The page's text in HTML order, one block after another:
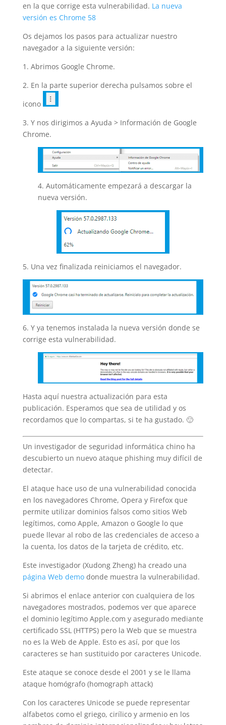
en la que corrige esta vulnerabilidad. La nueva
versión es Chrome 58
Os dejamos los pasos para actualizar nuestro
navegador a la siguiente versión:
1. Abrimos Google Chrome.
2. En la parte superior derecha pulsamos sobre el
icono
3. Y nos dirigimos a Ayuda > Información de Google
Chrome.
4. Automáticamente empezará a descargar la
nueva versión.
5. Una vez finalizada reiniciamos el navegador.
6. Y ya tenemos instalada la nueva versión donde se
corrige esta vulnerabilidad.
Hasta aquí nuestra actualización para esta
publicación. Esperamos que sea de utilidad y os
recordamos que lo compartas, si te ha gustado. 🙂
Un investigador de seguridad informática chino ha
descubierto un nuevo ataque phishing muy difícil de
detectar.
El ataque hace uso de una vulnerabilidad conocida
en los navegadores Chrome, Opera y Firefox que
permite utilizar dominios falsos como sitios Web
legítimos, como Apple, Amazon o Google lo que
puede llevar al robo de las credenciales de acceso a
la cuenta, los datos de la tarjeta de crédito, etc.
Este investigador (Xudong Zheng) ha creado una
página Web demodonde muestra la vulnerabilidad.
Si abrimos el enlace anterior con cualquiera de los
navegadores mostrados, podemos ver que aparece
el dominio legítimo Apple.com y asegurado mediante
certificado SSL (HTTPS) pero la Web que se muestra
no es la Web de Apple. Esto es así, por que los
caracteres se han sustituido por caracteres Unicode.
Este ataque se conoce desde el 2001 y se le llama
ataque homógrafo (homograph attack)
Con los caracteres Unicode se puede representar
alfabetos como el griego, cirílico y armenio en los